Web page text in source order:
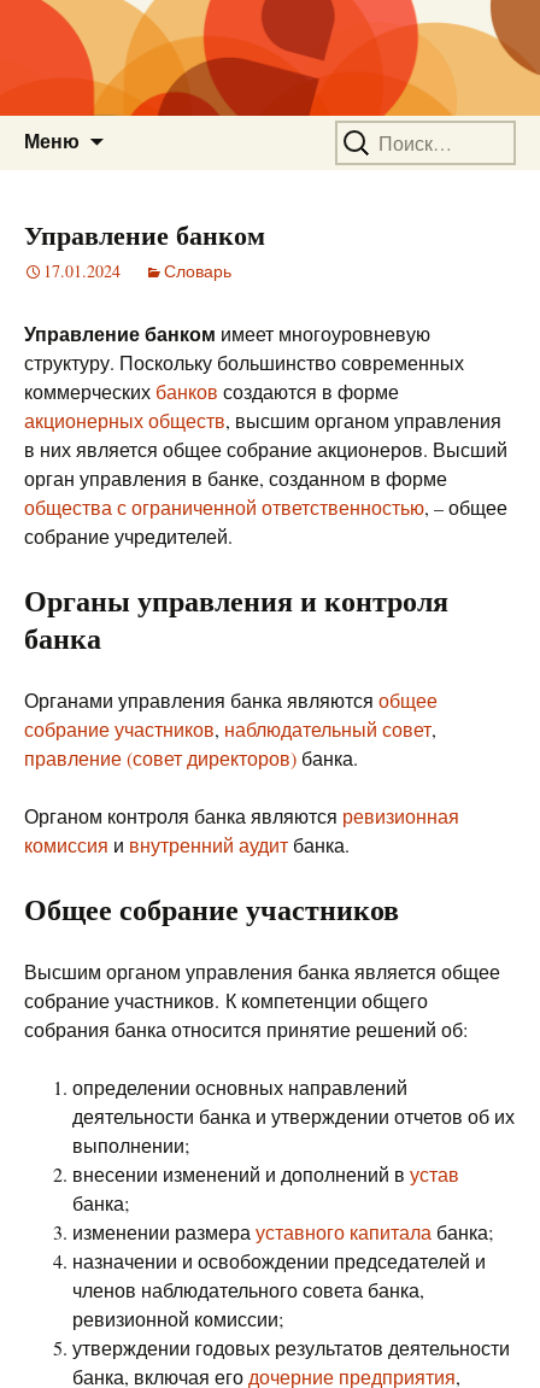
Меню Найти:
Управление банком
17.01.2024 Словарь
Управление банком имеет многоуровневую
структуру. Поскольку большинство современных
коммерческих банков создаются в форме
акционерных обществ, высшим органом управления
в них является общее собрание акционеров. Высший
орган управления в банке, созданном в форме
общества с ограниченной ответственностью, – общее
собрание учредителей.
Органы управления и контроля
банка
Органами управления банка являются общее
собрание участников, наблюдательный совет,
правление (совет директоров) банка.
Органом контроля банка являются ревизионная
комиссия и внутренний аудит банка.
Общее собрание участников
Высшим органом управления банка является общее
собрание участников. К компетенции общего
собрания банка относится принятие решений об:
определении основных направлений
деятельности банка и утверждении отчетов об их
выполнении;
внесении изменений и дополнений в устав
банка;
изменении размера уставного капитала банка;
назначении и освобождении председателей и
членов наблюдательного совета банка,
ревизионной комиссии;
утверждении годовых результатов деятельности
банка, включая его дочерние предприятия,